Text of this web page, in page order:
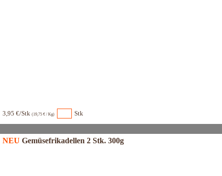
3,95 €/Stk (19,75 € / Kg) Stk
NEU Gemüsefrikadellen 2 Stk. 300g